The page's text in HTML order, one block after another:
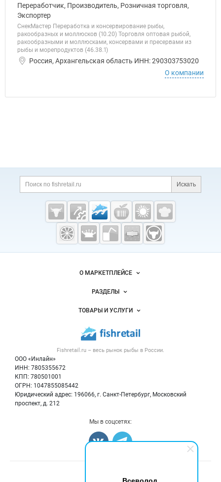
Всеволод
Переработчик, Производитель, Розничная торговля,
Экспортер
СнекМастер Переработка и консервирование рыбы,
ракообразных и моллюсков (10.20) Торговля оптовая рыбой,
ракообразными и моллюсками, консервами и пресервами из
рыбы и морепродуктов (46.38.1)
Россия, Архангельская область ИНН: 290303753020
О компании
Дополнительная информация
Поиск по сайту и
Искать
Cсылки на полезные проекты
Fishretail.ru —
рыба,
морепродукты
Важные разделы и контакты
Fishretail.ru – весь рынок рыбы в России.
ООО «Инлайн»
ИНН: 7805355672
КПП: 780501001
ОГРН: 1047855085442
Юридический адрес: 196066, г. Санкт-Петербург, Московский
проспект, д. 212
Навигация по сайтуО МАРКЕТПЛЕЙСЕ
Новости Fishretail.ru
Размещение рекламы
Публичная оферта
Контактная информация
Политика обработки персональных данных
РАЗДЕЛЫ
Объявления
Новости рынка
Блог
ТОВАРЫ И УСЛУГИ
Рыба
Икра
Мы в соцсетях:
Счетчики, авторское право, логотипы